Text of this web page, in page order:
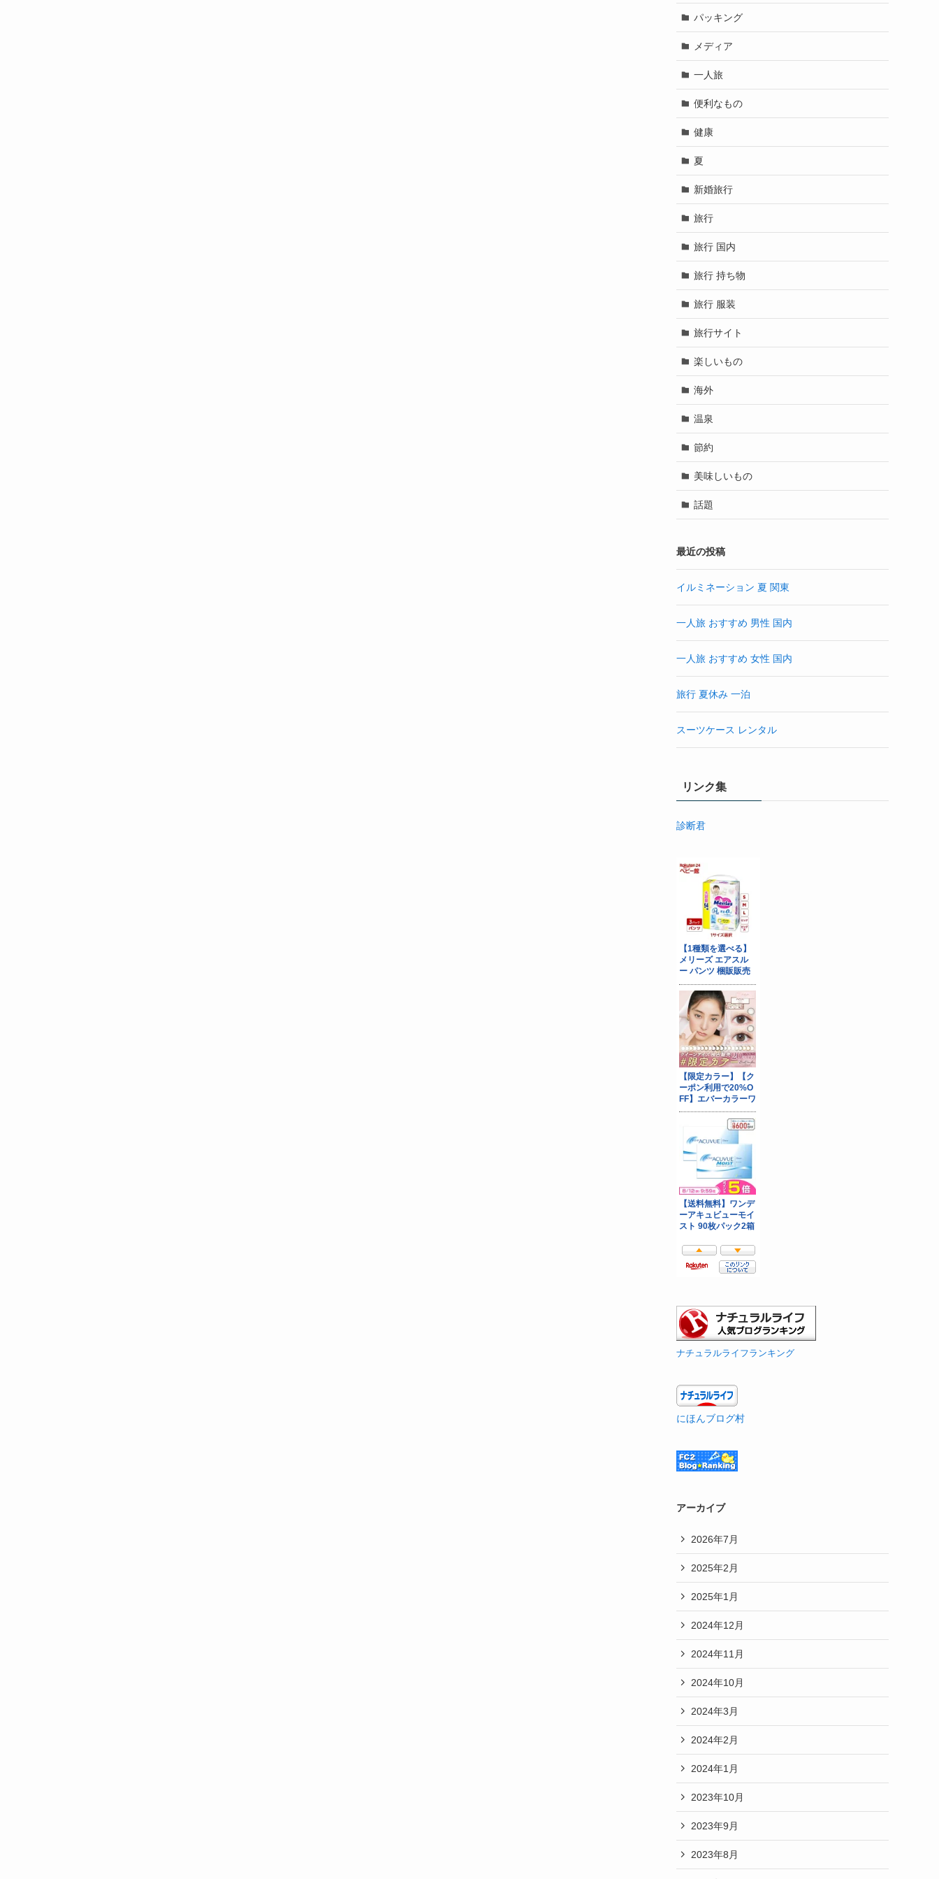
パッキング
メディア
一人旅
便利なもの
健康
夏
新婚旅行
旅行
旅行 国内
旅行 持ち物
旅行 服装
旅行サイト
楽しいもの
海外
温泉
節約
美味しいもの
話題
最近の投稿
イルミネーション 夏 関東
一人旅 おすすめ 男性 国内
一人旅 おすすめ 女性 国内
旅行 夏休み 一泊
スーツケース レンタル
リンク集
診断君
ナチュラルライフランキング
にほんブログ村
アーカイブ
2026年7月
2025年2月
2025年1月
2024年12月
2024年11月
2024年10月
2024年3月
2024年2月
2024年1月
2023年10月
2023年9月
2023年8月